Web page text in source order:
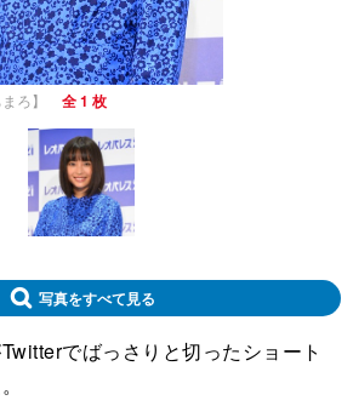
ろ】 全 1 枚
写真をすべて見る
でばっさりと切ったショート